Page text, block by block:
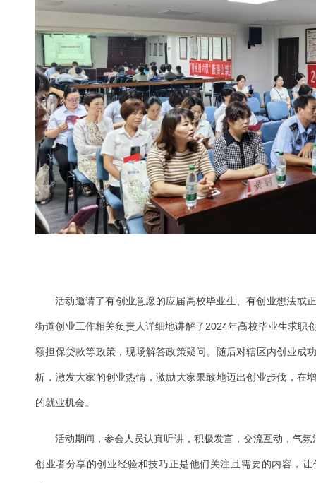
活动邀请了有创业意愿的应届高校毕业生、有创业想法或
街道创业工作相关负责人详细地讲解了2024年高校毕业生求职
额担保贷款等政策，现场解答政策疑问。随后对辖区内创业成
析，激发大家的创业热情，激励大家果敢地迈出创业步伐，在
的就业机会。
活动期间，参会人员认真听讲，积极发言，交流互动，气
创业者分享的创业经验和技巧正是他们关注且需要的内容，